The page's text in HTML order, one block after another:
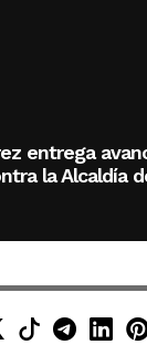
entrega
la Alcaldía
en en
Minuto30 en
Minuto30
Canal